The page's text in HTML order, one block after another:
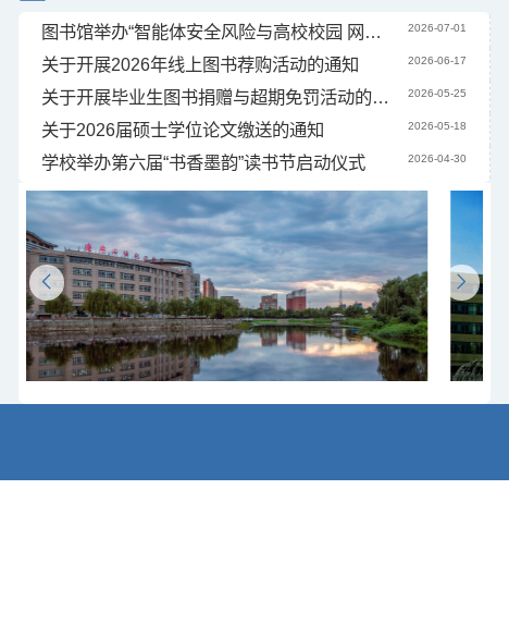
图书馆举办“智能体安全风险与高校校园 网络综合治理对策”专题讲座 2026-07-01
关于开展2026年线上图书荐购活动的通知 2026-06-17
关于开展毕业生图书捐赠与超期免罚活动的通知 2026-05-25
关于2026届硕士学位论文缴送的通知 2026-05-18
学校举办第六届“书香墨韵”读书节启动仪式 2026-04-30